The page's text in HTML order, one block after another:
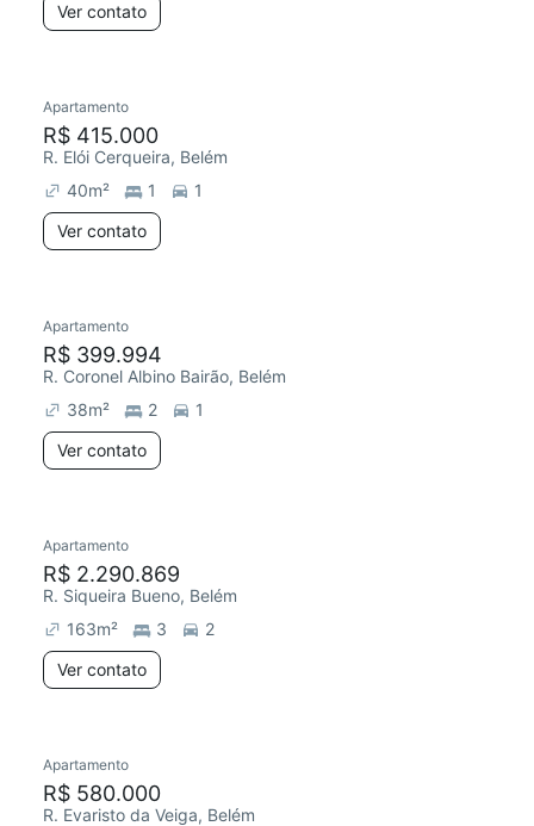
Ver contato
Apartamento
R$ 415.000
R. Elói Cerqueira, Belém
40m² 1
1
Ver contato
Apartamento
R$ 399.994
R. Coronel Albino Bairão, Belém
38m² 2
1
Ver contato
Apartamento
R$ 2.290.869
R. Siqueira Bueno, Belém
163m² 3
2
Ver contato
Apartamento
R$ 580.000
R. Evaristo da Veiga, Belém